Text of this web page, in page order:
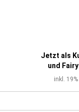
Jetzt als
und
inkl.